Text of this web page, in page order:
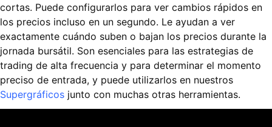
cortas. Puede configurarlos para ver cambios rápidos en
los precios incluso en un segundo. Le ayudan a ver
exactamente cuándo suben o bajan los precios durante la
jornada bursátil. Son esenciales para las estrategias de
trading de alta frecuencia y para determinar el momento
preciso de entrada, y puede utilizarlos en nuestros
Supergráficos junto con muchas otras herramientas.